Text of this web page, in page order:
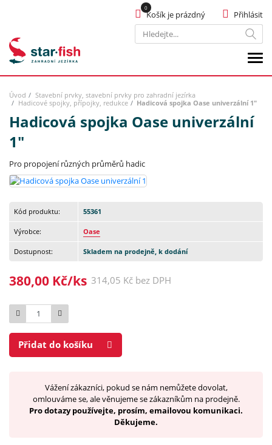
Hledat
Přihlásit
Košík je prázdný
Úvod
Stavební prvky, stavební prvky pro zahradní jezírka
Hadicové spojky, přípojky, redukce
Hadicová spojka Oase univerzální 1"
Hadicová spojka Oase univerzální
1"
Pro propojení různých průměrů hadic
Kód produktu: 55361
Výrobce: Oase
Dostupnost: Skladem na prodejně, k dodání
380,00 Kč/ks 314,05 Kč bez DPH
Počet
Přidat do košíku
Vážení zákazníci, pokud se nám nemůžete dovolat,
omlouváme se, ale věnujeme se zákazníkům na prodejně.
Pro dotazy používejte, prosím, emailovou komunikaci.
Děkujeme.